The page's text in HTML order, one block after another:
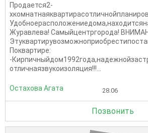
Продается2-
Журавлева! Самыйцентргорода!
Поквартире:
-
отличнаязвукоизоляция!!!...
Остахова Агата 28.06
Позвонить